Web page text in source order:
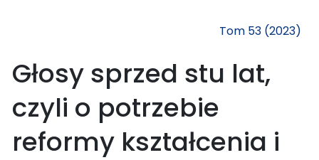
Tom 53 (2023)
Głosy sprzed stu lat,
czyli o potrzebie
reformy kształcenia i